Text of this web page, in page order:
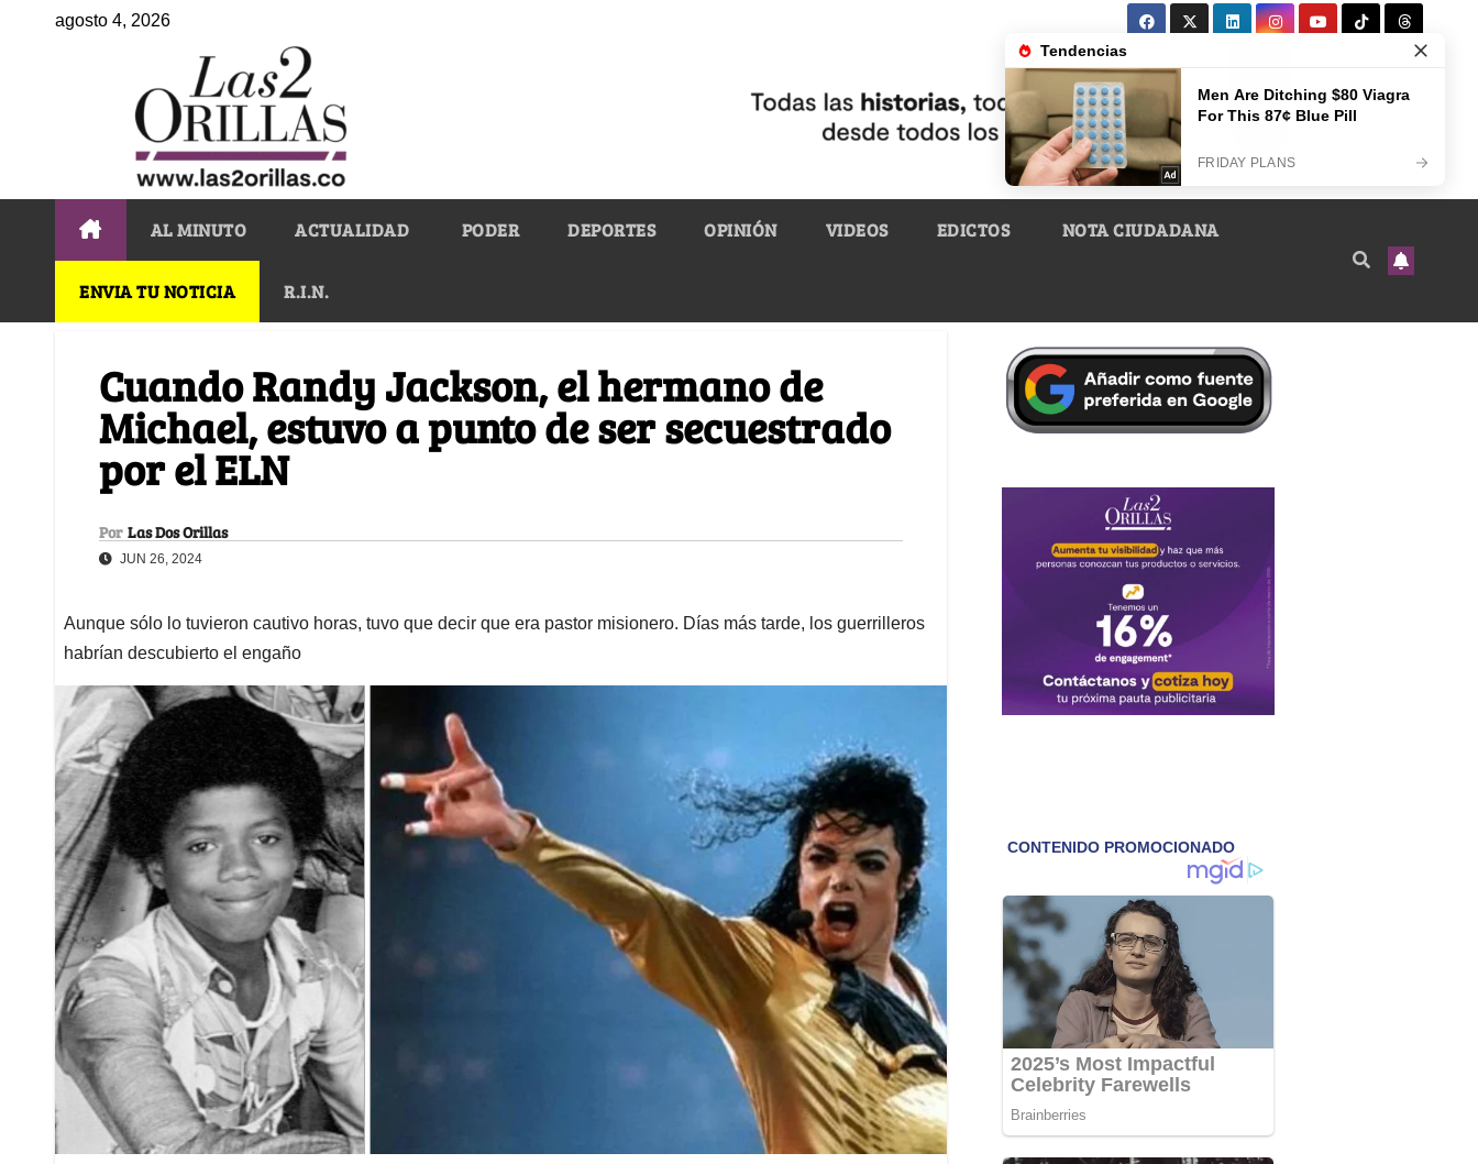
agosto 4, 2026
AL MINUTO ACTUALIDAD PODER DEPORTES OPINIÓN VIDEOS EDICTOS NOTA CIUDADANA
ENVIA TU NOTICIA R.I.N.
Cuando Randy Jackson, el hermano de
Michael, estuvo a punto de ser secuestrado
por el ELN
Por Las Dos Orillas
JUN 26, 2024
Aunque sólo lo tuvieron cautivo horas, tuvo que decir que era pastor misionero. Días más tarde, los guerrilleros
habrían descubierto el engaño